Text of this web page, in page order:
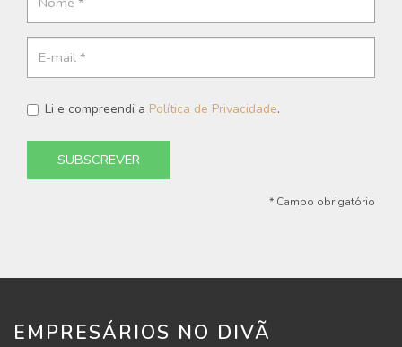
Li e compreendi a Política de Privacidade.
SUBSCREVER
* Campo obrigatório
EMPRESÁRIOS NO DIVÃ